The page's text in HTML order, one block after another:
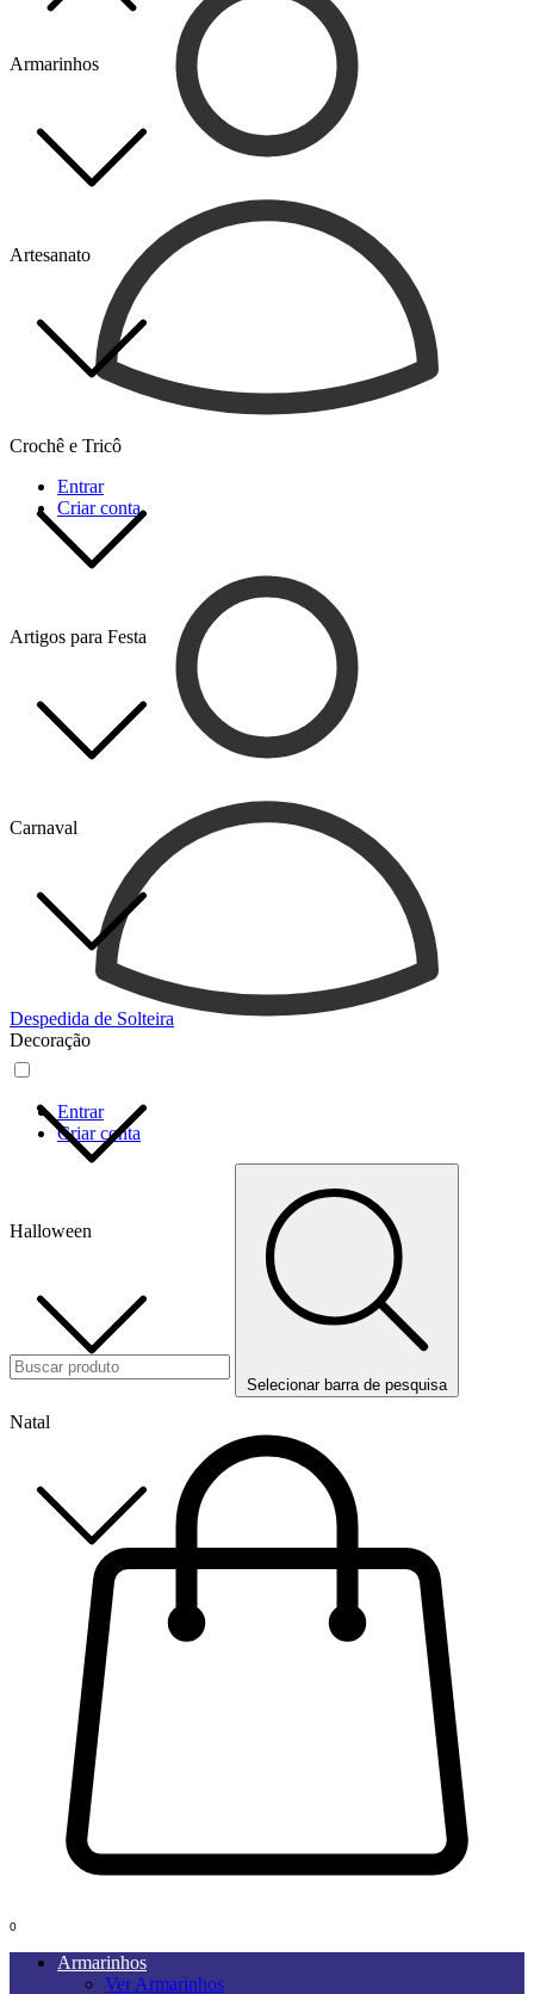
Armarinhos
Artesanato
Crochê e Tricô
Artigos para Festa
Carnaval
Despedida de Solteira
Decoração
Halloween
Natal
Entrar
Criar conta
Entrar
Criar conta
Selecionar barra de pesquisa
0
Armarinhos
Ver Armarinhos